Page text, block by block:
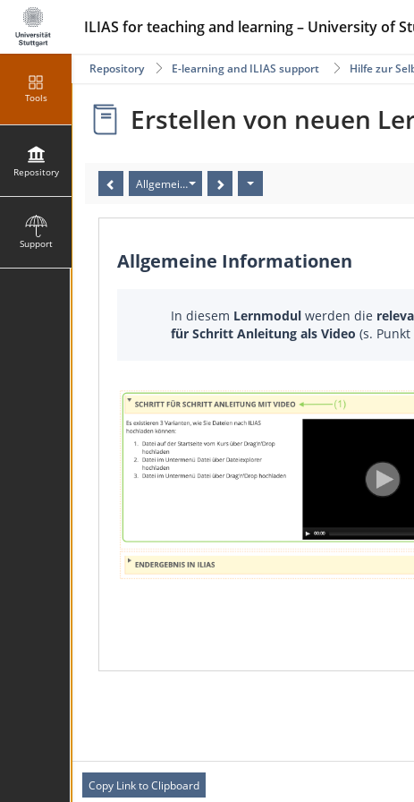
ILIAS for teaching and learning – University of
Tools
Repository
Support
Hilfe zur
E-learning and ILIAS support
Repository
Erstellen von neuen
Allgemeine Informationen
Allgemeine Informationen
In diesem Lernmodul werden die
für Schritt Anleitung als Video (s.
Copy Link to Clipboard